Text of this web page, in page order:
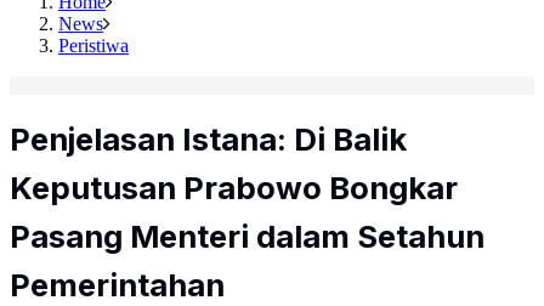
News
Peristiwa
Penjelasan Istana: Di Balik
Keputusan Prabowo Bongkar
Pasang Menteri dalam Setahun
Pemerintahan